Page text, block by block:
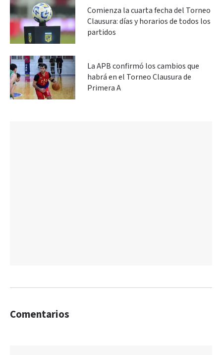
Comienza la cuarta fecha del Torneo
Clausura: días y horarios de todos los
partidos
La APB confirmó los cambios que
habrá en el Torneo Clausura de
Primera A
Comentarios